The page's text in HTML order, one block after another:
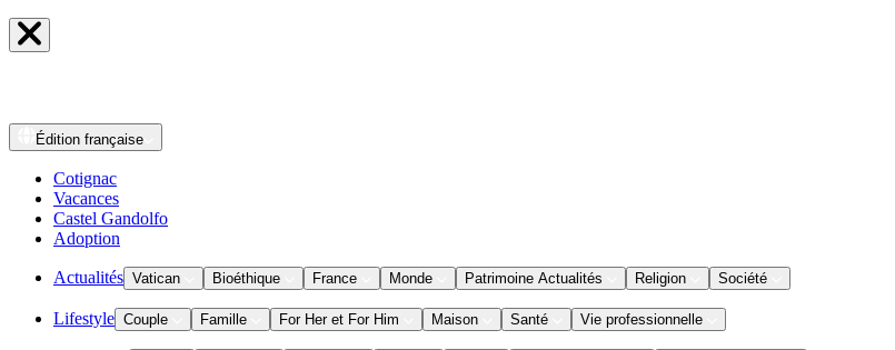
Édition française
Cotignac
Vacances
Castel Gandolfo
Adoption
Actualités Vatican Bioéthique France Monde Patrimoine Actualités Religion Société
Lifestyle Couple Famille For Her et For Him Maison Santé Vie professionnelle